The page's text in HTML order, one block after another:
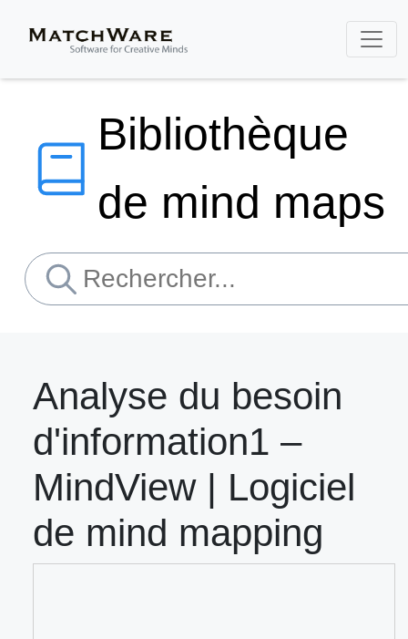
Bibliothèque
de mind maps
Analyse du besoin
d'information1 –
MindView | Logiciel
de mind mapping